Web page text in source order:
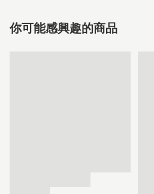
你可能感興趣的商品